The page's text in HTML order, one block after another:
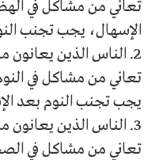
تعاني من مشاكل في
الإسهال، يجب تجنب
2. الناس الذين
تعاني من مشاكل في
يجب تجنب النوم بعد
3. الناس الذين
تعاني من مشاكل في